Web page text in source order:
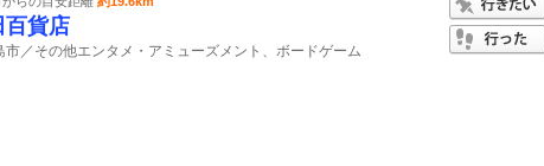
百貨店
市／その他エンタメ・アミューズメント、ボードゲーム